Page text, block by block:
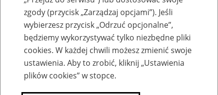
Nazwa zakładu pracy:
SZUKAJ
zgody (przycisk „Zarządzaj opcjami”). Jeśli
wybierzesz przycisk „Odrzuć opcjonalne”,
będziemy wykorzystywać tylko niezbędne pliki
cookies. W każdej chwili możesz zmienić swoje
ustawienia. Aby to zrobić, kliknij „Ustawienia
plików cookies” w stopce.